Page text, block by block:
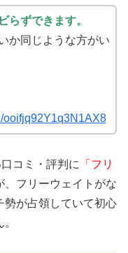
らずできます。
か同じような方がい
ooifjq92Y1q3N1AX8
コミ・評判に
「フリ
、フリーウェイトがな
勢が占領していて初心